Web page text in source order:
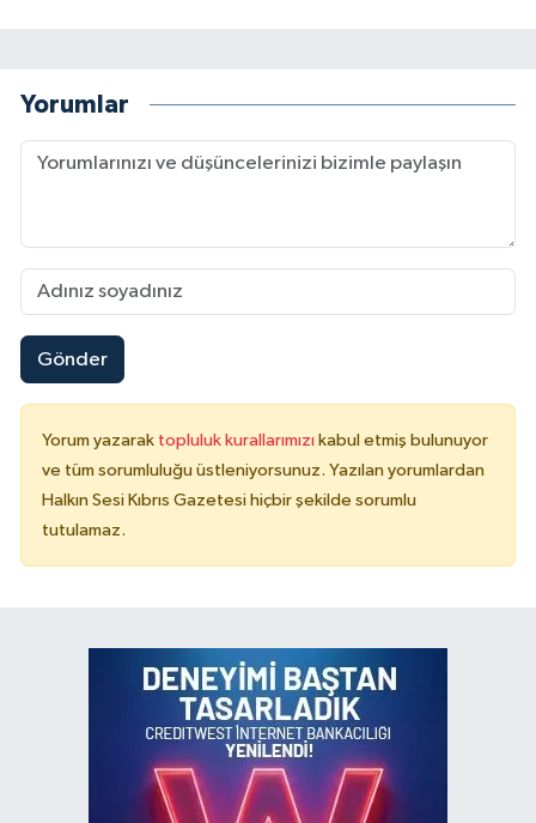
Yorumlar
Gönder
Yorum yazarak topluluk kurallarımızı kabul etmiş bulunuyor
ve tüm sorumluluğu üstleniyorsunuz. Yazılan yorumlardan
Halkın Sesi Kıbrıs Gazetesi hiçbir şekilde sorumlu
tutulamaz.